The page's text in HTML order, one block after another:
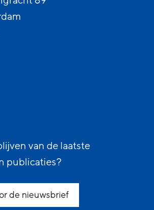
van de laatste
publicaties?
de nieuwsbrief